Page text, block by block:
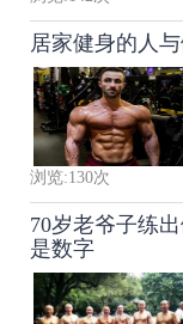
居家健身的人
浏览:130次
70岁老爷子练
是数字